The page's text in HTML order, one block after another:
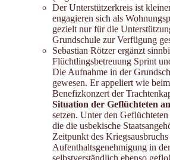
Der Unterstützerkreis ist
engagieren sich als
gezielt nur für die
Grundschule zur Verfügung
Sebastian Rötzer ergänzt
Flüchtlingsbetreuung Sprint
Die Aufnahme in der
gewesen. Er appeliert wie
Benefizkonzert der
Situation der Geflüchteten
setzen. Unter den Geflüchteten
die die usbekische
Zeitpunkt des
Aufenthaltsgenehmigung in
selbstverständlich ebenso